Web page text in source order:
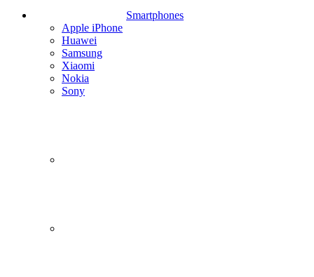
Smartphones
Apple iPhone
Huawei
Samsung
Xiaomi
Nokia
Sony